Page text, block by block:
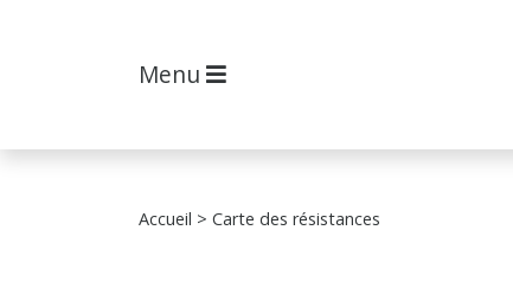
Menu
Accueil > Carte des résistances